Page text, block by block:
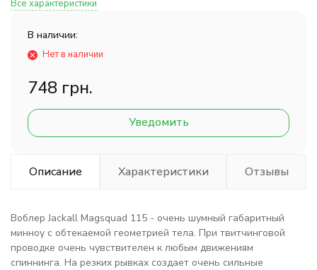
Все характеристики
В наличии:
Нет в наличии
748 грн.
Уведомить
Описание Характеристики Отзывы
Воблер Jackall Magsquad 115 - очень шумный габаритный
минноу с обтекаемой геометрией тела. При твитчинговой
проводке очень чувствителен к любым движениям
спиннинга. На резких рывках создает очень сильные